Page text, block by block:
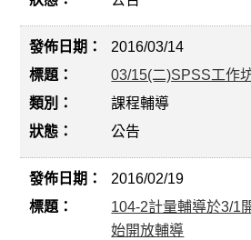
2016/03/14
03/15(二)SPSS工作
課程輔導
公告
2016/02/19
104-2計量輔導於3/1
始開放輔導